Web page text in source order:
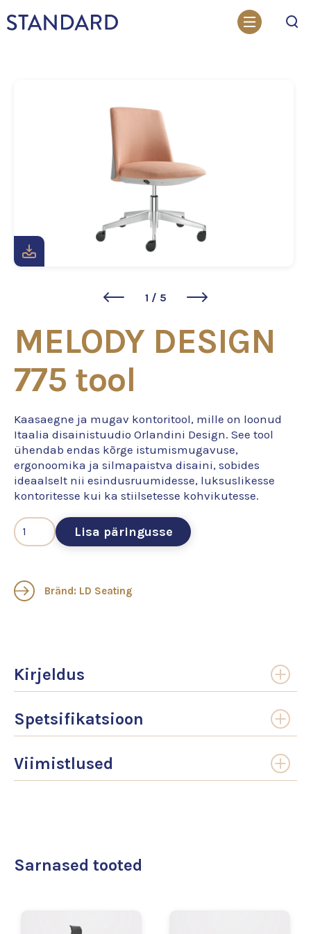
1 / 5
MELODY DESIGN
775 tool
Kaasaegne ja mugav kontoritool, mille on loonud
Itaalia disainistuudio Orlandini Design. See tool
ühendab endas kõrge istumismugavuse,
ergonoomika ja silmapaistva disaini, sobides
ideaalselt nii esindusruumidesse, luksuslikesse
kontoritesse kui ka stiilsetesse kohvikutesse.
Lisa päringusse
Bränd: LD Seating
Kirjeldus
Spetsifikatsioon
Viimistlused
Sarnased tooted